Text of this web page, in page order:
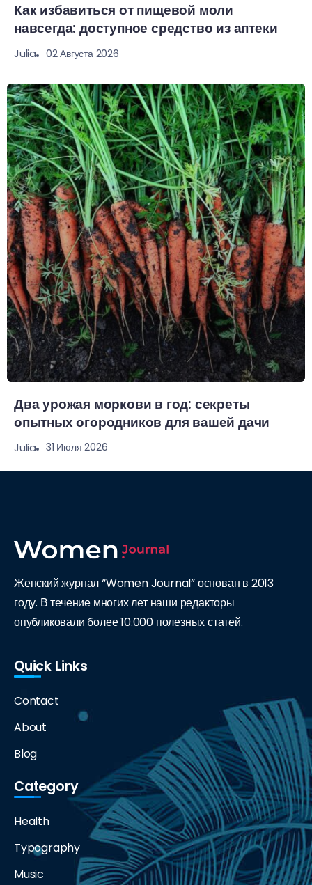
Как избавиться от пищевой моли
навсегда: доступное средство из аптеки
Julia 02 Августа 2026
Два урожая моркови в год: секреты
опытных огородников для вашей дачи
Julia 31 Июля 2026
Женский журнал “Women Journal” основан в 2013
году. В течение многих лет наши редакторы
опубликовали более 10.000 полезных статей.
Quick Links
Contact
About
Blog
Category
Health
Typography
Music